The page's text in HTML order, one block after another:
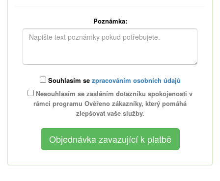
Poznámka:
Souhlasím se zpracováním osobních údajů
Nesouhlasím se zasláním dotazníku spokojenosti v
rámci programu Ověřeno zákazníky, který pomáhá
zlepšovat vaše služby.